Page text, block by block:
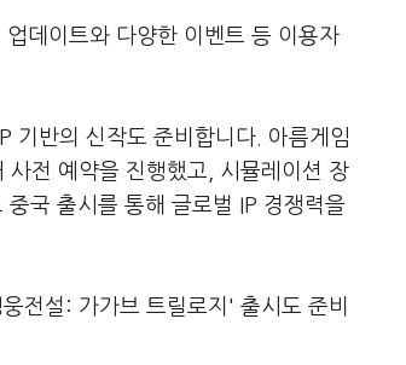
데이트와 다양한 이벤트 등 이용자
기반의 신작도 준비합니다. 아름게임
전 예약을 진행했고, 시뮬레이션 장
국 출시를 통해 글로벌 IP 경쟁력을
전설: 가가브 트릴로지' 출시도 준비